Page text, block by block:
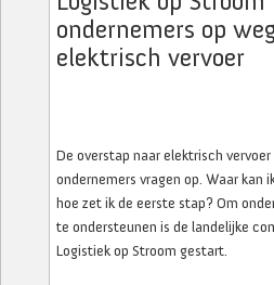
ondernemers op
elektrisch vervoer
De overstap naar elektrisch
ondernemers vragen op. Waar kan
hoe zet ik de eerste stap? Om
te ondersteunen is de landelijke
Logistiek op Stroom gestart.